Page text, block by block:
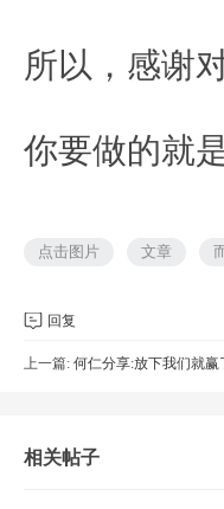
所以，感谢
你要做的就
点击图片 文章
回复
上一篇: 何仁分享:放下我们就赢
相关帖子